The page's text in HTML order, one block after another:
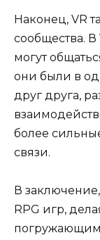
Наконец, VR
сообщества. В
могут
они были в
друг друга,
более
связи.
В
RPG игр,